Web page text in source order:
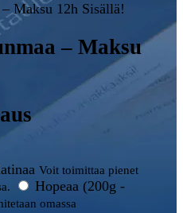
Maksu 12h Sisällä!
– Maksu
Voit toimittaa pienet
Hopeaa (200g -
omassa